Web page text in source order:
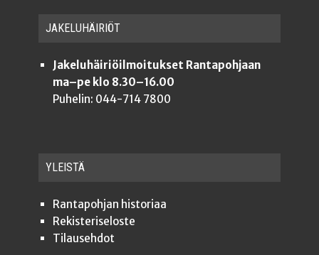
JAKE­LU­HÄI­RIÖT
Jakeluhäiriöilmoitukset Rantapohjaan
ma–pe klo 8.30–16.00
Puhelin: 044-714 7800
YLEISTÄ
Ran­ta­poh­jan historiaa
Rekis­te­ri­se­los­te
Tilauseh­dot